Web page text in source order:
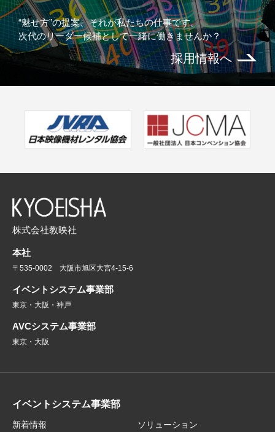
“魅せ方”の提案、それが私たちの仕事です。
次代のリーダー候補として一緒に働きませんか？
採用情報へ
株式会社教映社
本社
〒535-0002 大阪市旭区大宮4-15-6
イベントシステム事業部
東京・大阪・神戸
AVCシステム事業部
東京・大阪
イベントシステム事業部
新着情報
ソリューション